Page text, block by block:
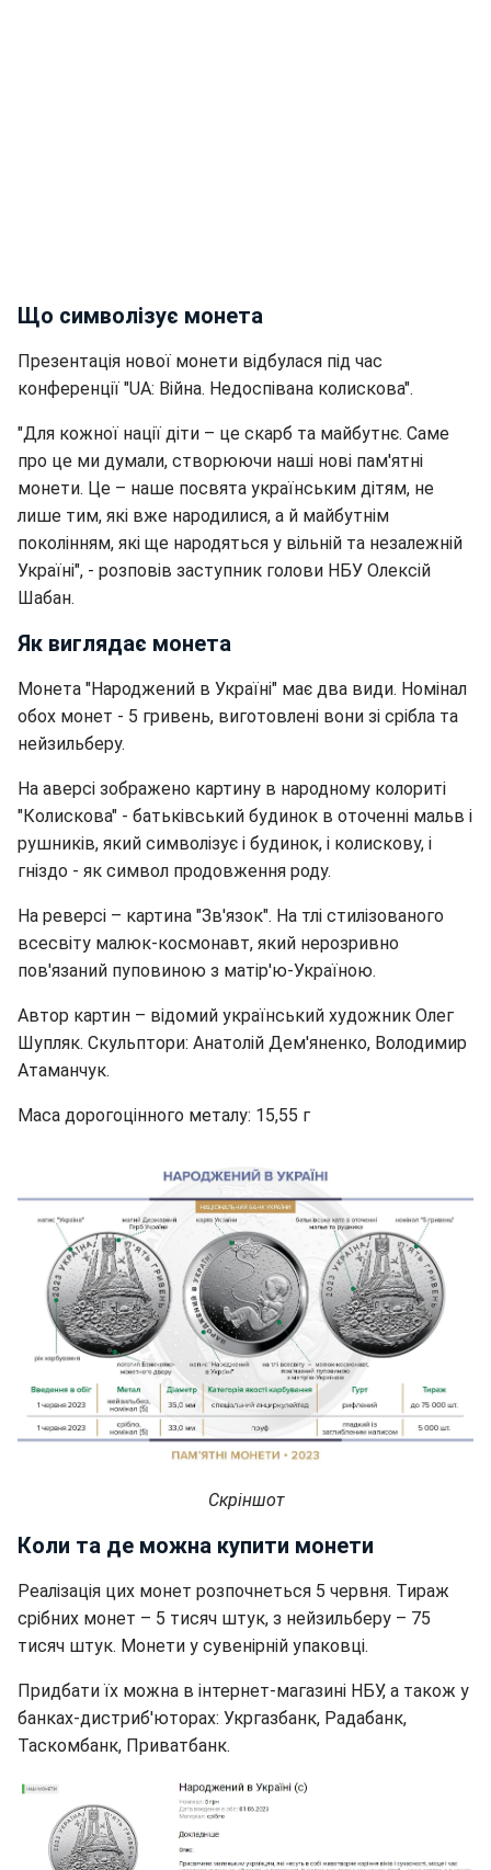
Що символізує монета
Презентація нової монети відбулася під час
конференції "UA: Війна. Недоспівана колискова".
"Для кожної нації діти – це скарб та майбутнє. Саме
про це ми думали, створюючи наші нові пам'ятні
монети. Це – наше посвята українським дітям, не
лише тим, які вже народилися, а й майбутнім
поколінням, які ще народяться у вільній та незалежній
Україні", - розповів заступник голови НБУ Олексій
Шабан.
Як виглядає монета
Монета "Народжений в Україні" має два види. Номінал
обох монет - 5 гривень, виготовлені вони зі срібла та
нейзильберу.
На аверсі зображено картину в народному колориті
"Колискова" - батьківський будинок в оточенні мальв і
рушників, який символізує і будинок, і колискову, і
гніздо - як символ продовження роду.
На реверсі – картина "Зв'язок". На тлі стилізованого
всесвіту малюк-космонавт, який нерозривно
пов'язаний пуповиною з матір'ю-Україною.
Автор картин – відомий український художник Олег
Шупляк. Скульптори: Анатолій Дем'яненко, Володимир
Атаманчук.
Маса дорогоцінного металу: 15,55 г
Скріншот
Коли та де можна купити монети
Реалізація цих монет розпочнеться 5 червня. Тираж
срібних монет – 5 тисяч штук, з нейзильберу – 75
тисяч штук. Монети у сувенірній упаковці.
Придбати їх можна в інтернет-магазині НБУ, а також у
банках-дистриб'юторах: Укргазбанк, Радабанк,
Таскомбанк, Приватбанк.